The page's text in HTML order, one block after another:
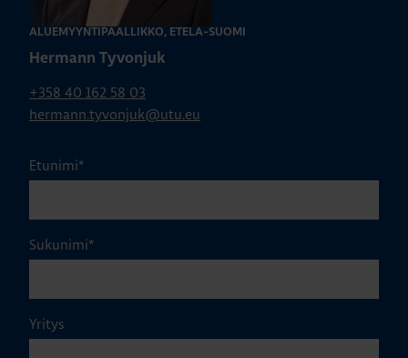
ALUEMYYNTIPÄÄLLIKKÖ, ETELÄ-SUOMI
Hermann Tyvonjuk
+358 40 162 58 03
hermann.tyvonjuk@utu.eu
Etunimi*
Sukunimi*
Yritys